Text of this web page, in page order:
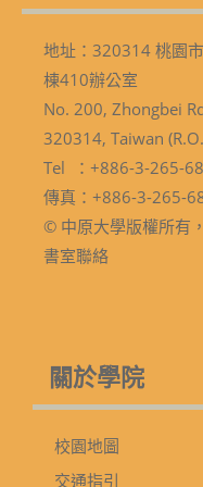
地址：320314 桃園
棟410辦公室
No. 200, Zhongbei
320314, Taiwan
Tel ：+886-3-265-
傳真：+886-3-265-
© 中原大學版權所有
書室聯絡
關於學院
校園地圖
交通指引